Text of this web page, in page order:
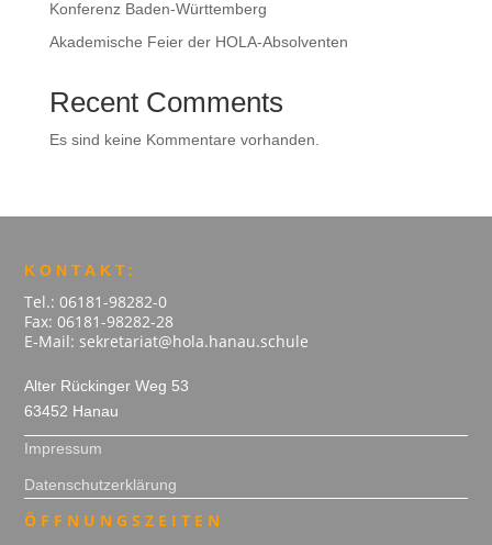
Konferenz Baden-Württemberg
Akademische Feier der HOLA-Absolventen
Recent Comments
Es sind keine Kommentare vorhanden.
KONTAKT:
Tel.: 06181-98282-0
Fax: 06181-98282-28
E-Mail: sekretariat@hola.hanau.schule
Alter Rückinger Weg 53
63452 Hanau
Impressum
Datenschutzerklärung
ÖFFNUNGSZEITEN